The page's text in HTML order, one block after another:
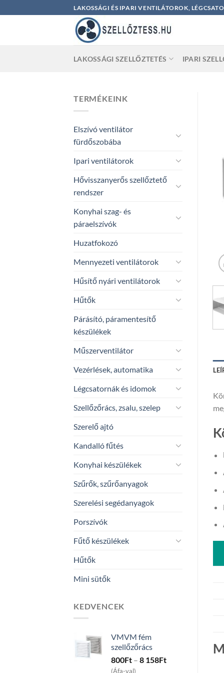
to
LAKOSSÁGI ÉS IPARI VENTILÁTOROK,
LAKOSSÁGI SZELLŐZTETÉS IPARI
TERMÉKEINK
Elszívó ventilátor
fürdőszobába
Ipari ventilátorok
Hővisszanyerős szellőztető
rendszer
Konyhai szag- és
páraelszívók
Huzatfokozó
Mennyezeti ventilátorok
Hűsítő nyári ventilátorok
Hűtők
Párásító, páramentesítő
készülékek
Műszerventilátor
Vezérlések, automatika
Légcsatornák és idomok
Szellőzőrács, zsalu, szelep
Szerelő ajtó
Kandalló fűtés
Konyhai készülékek
Szűrők, szűrőanyagok
Szerelési segédanyagok
Porszívók
Fűtő készülékek
Hűtők
Mini sütők
KEDVENCEK
VMVM fém
szellőzőrács
800Ft – 8 158FtPrice
(Áfa-val)